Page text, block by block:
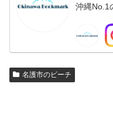
沖縄No.1
名護市のビーチ